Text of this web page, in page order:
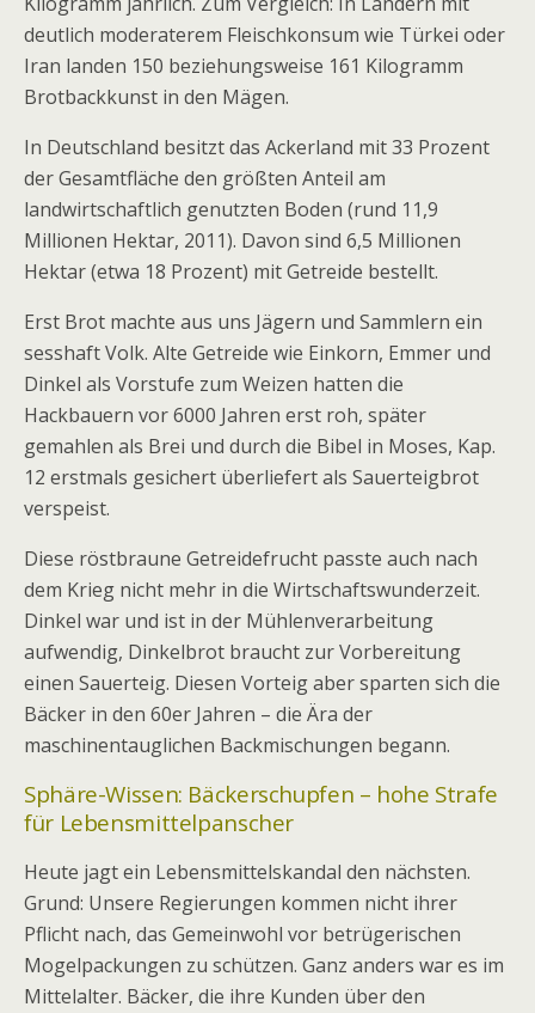
deutlich moderaterem Fleischkonsum wie Türkei oder
Iran landen 150 beziehungsweise 161 Kilogramm
Brotbackkunst in den Mägen.
In Deutschland besitzt das Ackerland mit 33 Prozent
der Gesamtfläche den größten Anteil am
landwirtschaftlich genutzten Boden (rund 11,9
Millionen Hektar, 2011). Davon sind 6,5 Millionen
Hektar (etwa 18 Prozent) mit Getreide bestellt.
Erst Brot machte aus uns Jägern und Sammlern ein
sesshaft Volk. Alte Getreide wie Einkorn, Emmer und
Dinkel als Vorstufe zum Weizen hatten die
Hackbauern vor 6000 Jahren erst roh, später
gemahlen als Brei und durch die Bibel in Moses, Kap.
12 erstmals gesichert überliefert als Sauerteigbrot
verspeist.
Diese röstbraune Getreidefrucht passte auch nach
dem Krieg nicht mehr in die Wirtschaftswunderzeit.
Dinkel war und ist in der Mühlenverarbeitung
aufwendig, Dinkelbrot braucht zur Vorbereitung
einen Sauerteig. Diesen Vorteig aber sparten sich die
Bäcker in den 60er Jahren – die Ära der
maschinentauglichen Backmischungen begann.
Sphäre-Wissen: Bäckerschupfen – hohe Strafe
für Lebensmittelpanscher
Heute jagt ein Lebensmittelskandal den nächsten.
Grund: Unsere Regierungen kommen nicht ihrer
Pflicht nach, das Gemeinwohl vor betrügerischen
Mogelpackungen zu schützen. Ganz anders war es im
Mittelalter. Bäcker, die ihre Kunden über den